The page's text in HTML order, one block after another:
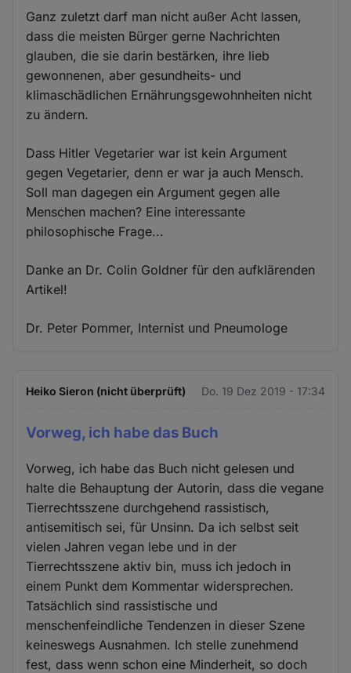
Ganz zuletzt darf man nicht außer Acht lassen,
dass die meisten Bürger gerne Nachrichten
glauben, die sie darin bestärken, ihre lieb
gewonnenen, aber gesundheits- und
klimaschädlichen Ernährungsgewohnheiten nicht
zu ändern.
Dass Hitler Vegetarier war ist kein Argument
gegen Vegetarier, denn er war ja auch Mensch.
Soll man dagegen ein Argument gegen alle
Menschen machen? Eine interessante
philosophische Frage...
Danke an Dr. Colin Goldner für den aufklärenden
Artikel!
Dr. Peter Pommer, Internist und Pneumologe
Heiko Sieron (nicht überprüft) Do. 19 Dez 2019 - 17:34
Vorweg, ich habe das Buch
Vorweg, ich habe das Buch nicht gelesen und
halte die Behauptung der Autorin, dass die vegane
Tierrechtsszene durchgehend rassistisch,
antisemitisch sei, für Unsinn. Da ich selbst seit
vielen Jahren vegan lebe und in der
Tierrechtsszene aktiv bin, muss ich jedoch in
einem Punkt dem Kommentar widersprechen.
Tatsächlich sind rassistische und
menschenfeindliche Tendenzen in dieser Szene
keineswegs Ausnahmen. Ich stelle zunehmend
fest, dass wenn schon eine Minderheit, so doch